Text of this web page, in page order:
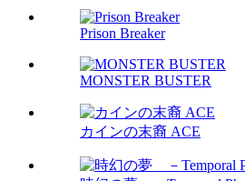
Prison Breaker
MONSTER BUSTER
カインの末裔 ACE